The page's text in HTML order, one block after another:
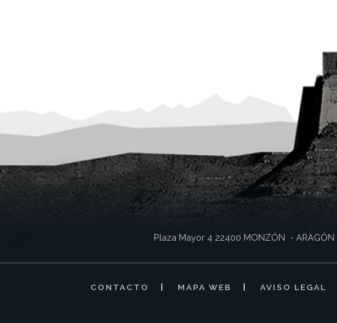
Plaza Mayor 4 22400 MONZÓN - ARAGÓN
CONTACTO MAPA WEB AVISO LEGAL